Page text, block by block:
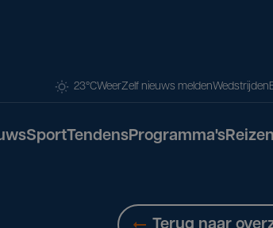
23°CWeerZelf nieuws meldenWedstrijden
SportTendensProgramma'sReizen
Terug naar